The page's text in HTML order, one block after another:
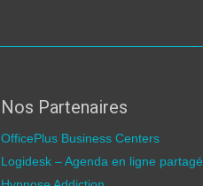
Nos Partenaires
OfficePlus Business Centers
Logidesk – Agenda en ligne partagé